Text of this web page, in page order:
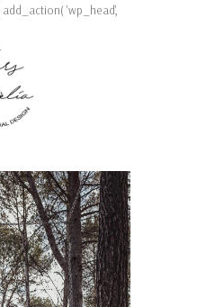
add_action( 'wp_head',